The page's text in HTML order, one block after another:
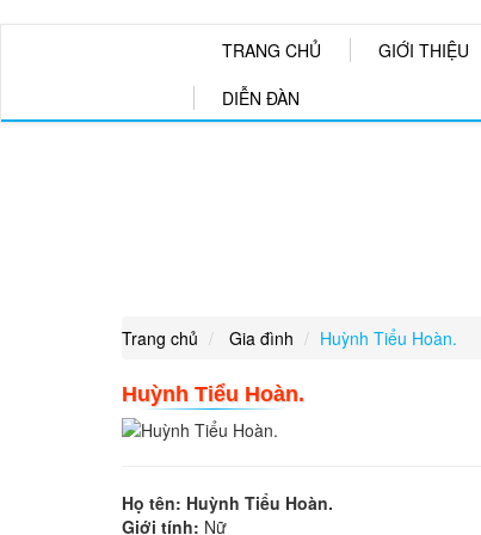
TRANG CHỦ GIỚI THIỆU
DIỄN ĐÀN
Trang chủ Gia đình Huỳnh Tiểu Hoàn.
Huỳnh Tiểu Hoàn.
Họ tên: Huỳnh Tiểu Hoàn.
Giới tính: Nữ